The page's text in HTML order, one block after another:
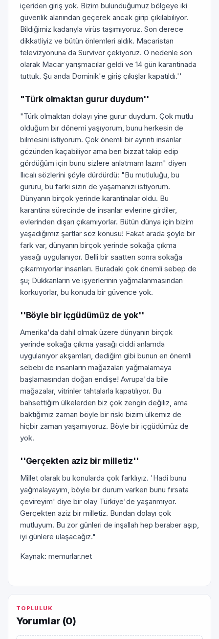
içeriden giriş yok. Bizim bulunduğumuz bölgeye iki
güvenlik alanından geçerek ancak girip çıkılabiliyor.
Bildiğimiz kadarıyla virüs taşımıyoruz. Son derece
dikkatliyiz ve bütün önlemleri aldık. Macaristan
televizyonuna da Survivor çekiyoruz. O nedenle son
olarak Macar yarışmacılar geldi ve 14 gün karantinada
tuttuk. Şu anda Dominik'e giriş çıkışlar kapatıldı.''
"Türk olmaktan gurur duydum''
"Türk olmaktan dolayı yine gurur duydum. Çok mutlu
olduğum bir dönemi yaşıyorum, bunu herkesin de
bilmesini istiyorum. Çok önemli bir ayrıntı insanlar
gözünden kaçabiliyor ama ben bizzat takip edip
gördüğüm için bunu sizlere anlatmam lazım" diyen
Ilıcalı sözlerini şöyle dürdürdü: "Bu mutluluğu, bu
gururu, bu farkı sizin de yaşamanızı istiyorum.
Dünyanın birçok yerinde karantinalar oldu. Bu
karantina sürecinde de insanlar evlerine girdiler,
evlerinden dışarı çıkamıyorlar. Bütün dünya için bizim
yaşadığımız şartlar söz konusu! Fakat arada şöyle bir
fark var, dünyanın birçok yerinde sokağa çıkma
yasağı uygulanıyor. Belli bir saatten sonra sokağa
çıkarmıyorlar insanları. Buradaki çok önemli sebep de
şu; Dükkanların ve işyerlerinin yağmalanmasından
korkuyorlar, bu konuda bir güvence yok.
''Böyle bir içgüdümüz de yok''
Amerika'da dahil olmak üzere dünyanın birçok
yerinde sokağa çıkma yasağı ciddi anlamda
uygulanıyor akşamları, dediğim gibi bunun en önemli
sebebi de insanların mağazaları yağmalamaya
başlamasından doğan endişe! Avrupa'da bile
mağazalar, vitrinler tahtalarla kapatılıyor. Bu
bahsettiğim ülkelerden biz çok zengin değiliz, ama
baktığımız zaman böyle bir riski bizim ülkemiz de
hiçbir zaman yaşamıyoruz. Böyle bir içgüdümüz de
yok.
''Gerçekten aziz bir milletiz''
Millet olarak bu konularda çok farklıyız. 'Hadi bunu
yağmalayayım, böyle bir durum varken bunu fırsata
çevireyim' diye bir olay Türkiye'de yaşanmıyor.
Gerçekten aziz bir milletiz. Bundan dolayı çok
mutluyum. Bu zor günleri de inşallah hep beraber aşıp,
iyi günlere ulaşacağız."
Kaynak: memurlar.net
TOPLULUK
Yorumlar (0)